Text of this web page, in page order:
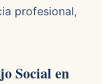
profesional,
Social en